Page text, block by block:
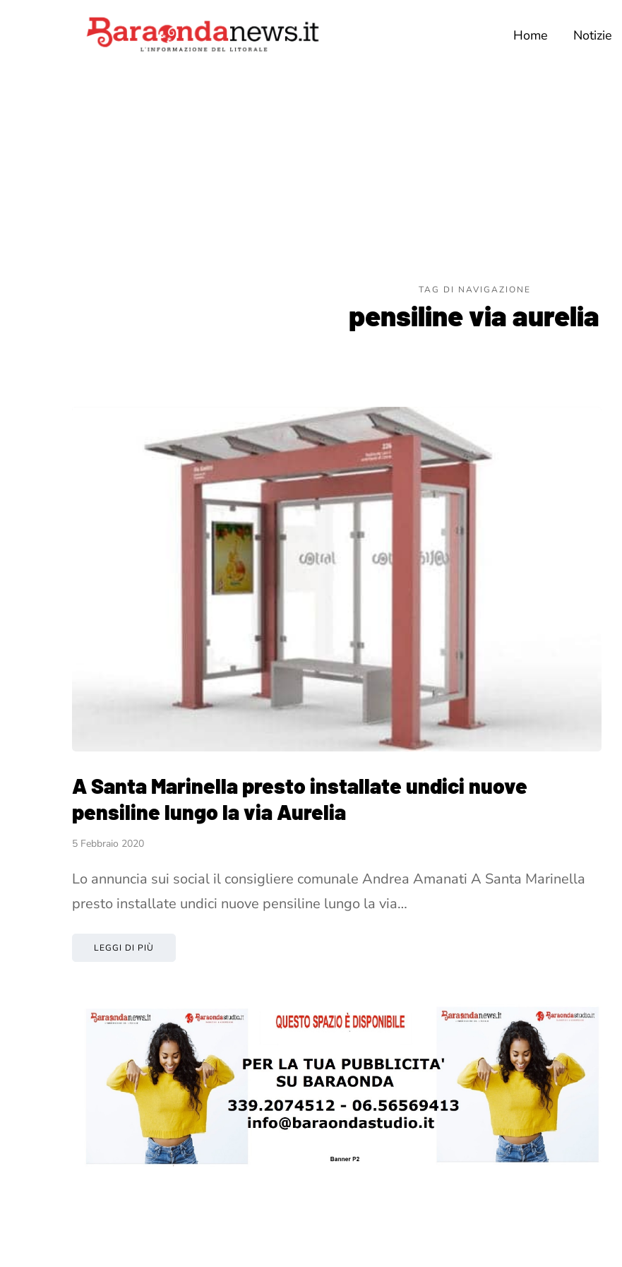
Home Notizie
TAG DI NAVIGAZIONE
pensiline via aurelia
A Santa Marinella presto installate undici nuove
pensiline lungo la via Aurelia
5 Febbraio 2020
Lo annuncia sui social il consigliere comunale Andrea Amanati A Santa Marinella
presto installate undici nuove pensiline lungo la via…
LEGGI DI PIÙ